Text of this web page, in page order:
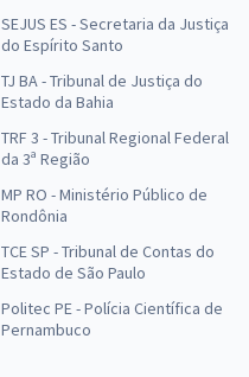
SEJUS ES - Secretaria da Justiça
do Espírito Santo
TJ BA - Tribunal de Justiça do
Estado da Bahia
TRF 3 - Tribunal Regional Federal
da 3ª Região
MP RO - Ministério Público de
Rondônia
TCE SP - Tribunal de Contas do
Estado de São Paulo
Politec PE - Polícia Científica de
Pernambuco